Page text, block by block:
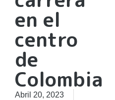
en el
centro
de
Colombia
Abril 20, 2023